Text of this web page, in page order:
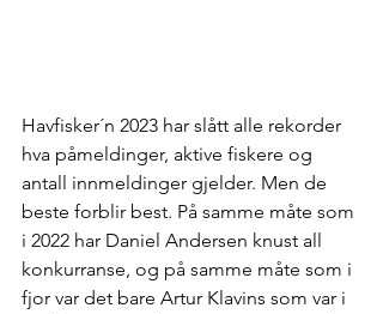
Havfisker´n 2023 har slått alle rekorder
hva påmeldinger, aktive fiskere og
antall innmeldinger gjelder. Men de
beste forblir best. På samme måte som
i 2022 har Daniel Andersen knust all
konkurranse, og på samme måte som i
fjor var det bare Artur Klavins som var i